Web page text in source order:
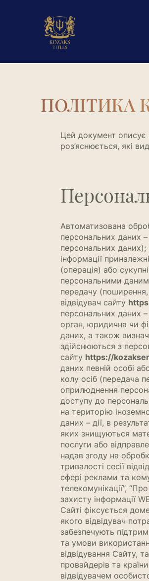
ПОЛІТИКА
Цей документ описує
роз’яснюється, які
Автоматизована
персональних даних
персональних даних);
інформації
(операція) або
персональними
передачу
відвідувач сайту
персональних даних
орган, юридична чи
даних, а також
здійснюються з
сайту https://
даних певній особі
колу осіб (передача
оприлюднення
доступу до
на територію
даних – дії, в
яких знищуються
послуги або
надав згоду на
тривалості сесії
сфері реклами та
телекомунікації”,
захисту інформації
Сайті фіксується
якого відвідувач
забезпечують
та умови
відвідування Сайту,
провайдерів та
відвідувачем